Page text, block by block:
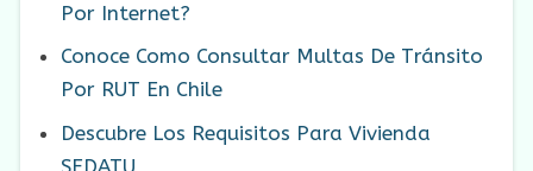
Por Internet?
Conoce Como Consultar Multas De Tránsito
Por RUT En Chile
Descubre Los Requisitos Para Vivienda
SEDATU